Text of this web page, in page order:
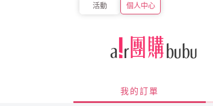
活動 個人中心
我的訂單